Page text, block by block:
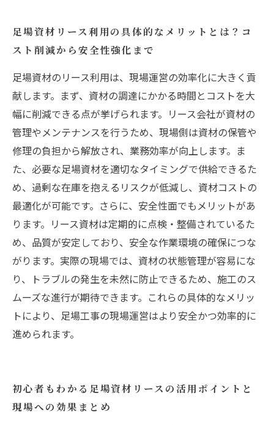
足場資材リース利用の具体的なメリットとは？コ
スト削減から安全性強化まで
足場資材のリース利用は、現場運営の効率化に大きく貢
献します。まず、資材の調達にかかる時間とコストを大
幅に削減できる点が挙げられます。リース会社が資材の
管理やメンテナンスを行うため、現場側は資材の保管や
修理の負担から解放され、業務効率が向上します。ま
た、必要な足場資材を適切なタイミングで供給できるた
め、過剰な在庫を抱えるリスクが低減し、資材コストの
最適化が可能です。さらに、安全性面でもメリットがあ
ります。リース資材は定期的に点検・整備されているた
め、品質が安定しており、安全な作業環境の確保につな
がります。実際の現場では、資材の状態管理が容易にな
り、トラブルの発生を未然に防止できるため、施工のス
ムーズな進行が期待できます。これらの具体的なメリッ
トにより、足場工事の現場運営はより安全かつ効率的に
進められます。
初心者もわかる足場資材リースの活用ポイントと
現場への効果まとめ